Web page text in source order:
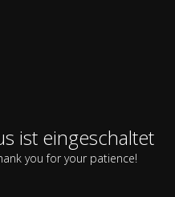
ist eingeschaltet
you for your patience!